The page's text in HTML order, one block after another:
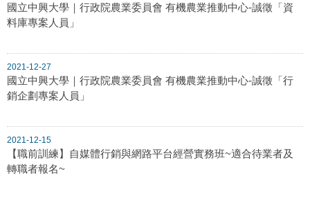
國立中興大學｜行政院農業委員會 有機農業推動中心-誠徵「資
料庫專案人員」
2021-12-27
國立中興大學｜行政院農業委員會 有機農業推動中心-誠徵「行
銷企劃專案人員」
2021-12-15
【職前訓練】自媒體行銷與網路平台經營實務班~適合待業者及
轉職者報名~